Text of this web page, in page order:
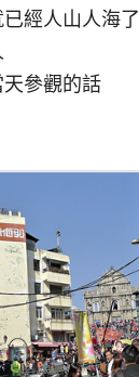
經人山人海了
參觀的話